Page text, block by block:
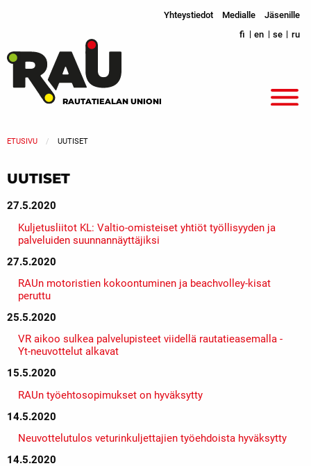
Yhteystiedot Medialle
Jäsenille
fi
en se ru
RAUTATIEALAN UNIONI
ETUSIVU UUTISET
UUTISET
27.5.2020
Kuljetusliitot KL: Valtio-omisteiset yhtiöt työllisyyden ja
palveluiden suunnannäyttäjiksi
27.5.2020
RAUn motoristien kokoontuminen ja beachvolley-kisat
peruttu
25.5.2020
VR aikoo sulkea palvelupisteet viidellä rautatieasemalla -
Yt-neuvottelut alkavat
15.5.2020
RAUn työehtosopimukset on hyväksytty
14.5.2020
Neuvottelutulos veturinkuljettajien työehdoista hyväksytty
14.5.2020